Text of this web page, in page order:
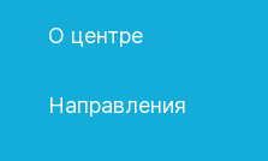
О центре
Направления